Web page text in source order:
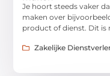
Je hoort steeds vaker
maken over
product of dienst. Dit is
Zakelijke